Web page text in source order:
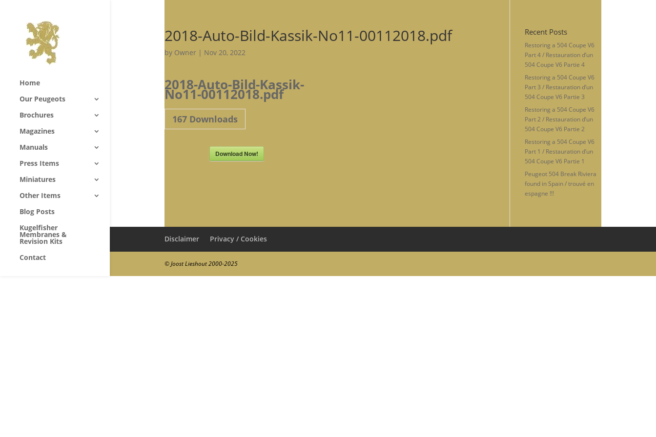
Home
Our Peugeots
Brochures
Magazines
Manuals
Press Items
Miniatures
Other Items
Blog Posts
Kugelfisher
Membranes &
Revision Kits
Contact
2018-Auto-Bild-Kassik-No11-00112018.pdf
by Owner| Nov 20, 2022
2018-Auto-Bild-Kassik-
No11-00112018.pdf
167Downloads
Download Now!
Recent Posts
Restoring a 504 Coupe V6
Part 4 / Restauration d’un
504 Coupe V6 Partie 4
Restoring a 504 Coupe V6
Part 3 / Restauration d’un
504 Coupe V6 Partie 3
Restoring a 504 Coupe V6
Part 2 / Restauration d’un
504 Coupe V6 Partie 2
Restoring a 504 Coupe V6
Part 1 / Restauration d’un
504 Coupe V6 Partie 1
Peugeot 504 Break Riviera
found in Spain / trouvé en
espagne !!!
Disclaimer Privacy / Cookies
© Joost Lieshout 2000-2025